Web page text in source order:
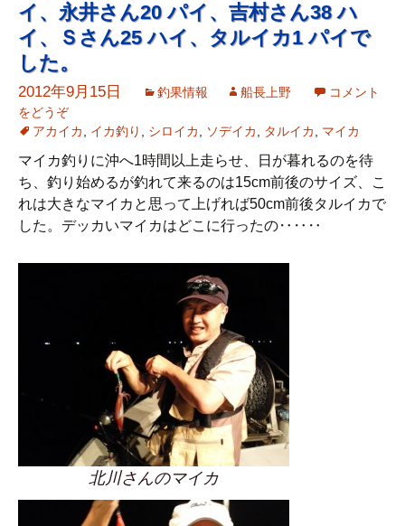
イ、永井さん20 パイ、吉村さん38 ハ
イ、Ｓさん25 ハイ、タルイカ1 パイで
した。
2012年9月15日 釣果情報 船長上野
コメント
をどうぞ
アカイカ
イカ釣り シロイカ ソデイカ タルイカ マイカ
マイカ釣りに沖へ1時間以上走らせ、日が暮れるのを待
ち、釣り始めるが釣れて来るのは15cm前後のサイズ、こ
れは大きなマイカと思って上げれば50cm前後タルイカで
した。デッカいマイカはどこに行ったの‥‥‥
北川さんのマイカ